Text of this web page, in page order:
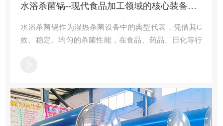
水浴杀菌锅--现代食品加工领域的核心装备解析
水浴杀菌锅作为湿热杀菌设备中的典型代表，凭借其G
效、稳定、均匀的杀菌性能，在食品、药品、日化等行